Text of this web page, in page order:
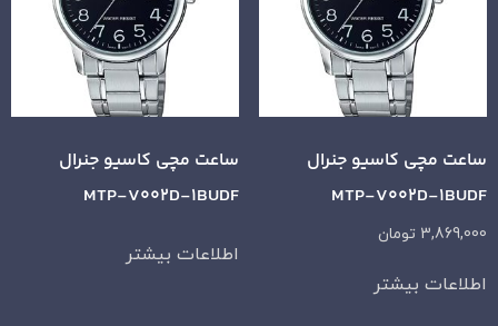
ساعت مچی کاسیو جنرال
MTP-V002D-1BUDF
3,869,000 تومان
اطلاعات بیشتر
ساعت مچی کاسیو جنرال
MTP-V002D-1BUDF
اطلاعات بیشتر